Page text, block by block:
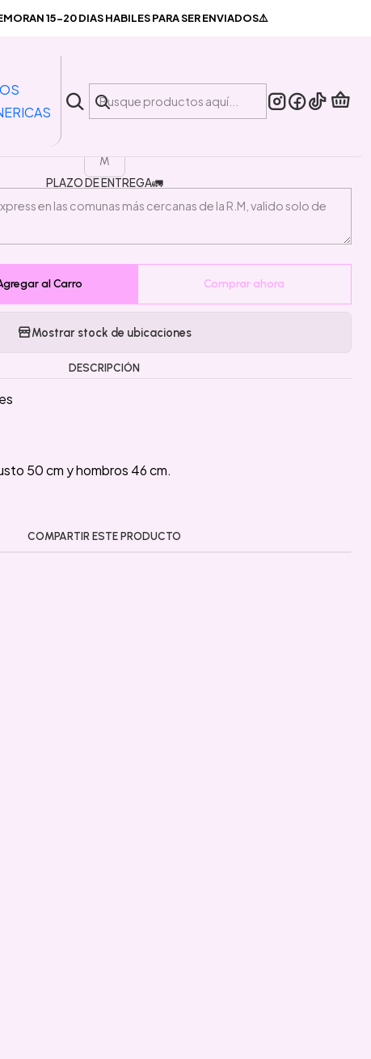
15-20 DIAS HABILES PARA SER ENVIADOS⚠️
Unisex Los Angeles
M
PLAZO DE ENTREGA🚛
al Carro Comprar ahora
Mostrar stock de ubicaciones
DESCRIPCIÓN
50 cm y hombros 46 cm.
COMPARTIR ESTE PRODUCTO